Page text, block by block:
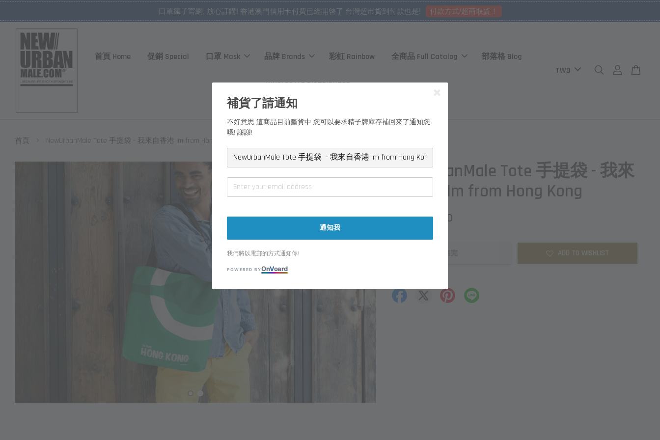
口罩瘋子官網, 放心訂購! 香港澳門信用卡付費已經開啓了 台灣超市貨到付款也是! 付款方式/超商取貨！
首頁 Home 促銷 Special 口罩 Mask 品牌 Brands 彩虹 Rainbow 全商品 Full Catalog 部落格 Blog
WHOLESALE DISTRIBUTOR
首頁 › NewUrbanMale Tote 手提袋 - 我來自香港 Im from Hong Kong
NewUrbanMale Tote 手提袋 - 我來
自香港 Im from Hong Kong
NT$ 480 TWD
ADD TO WISHLIST
補貨了請通知
不好意思 這商品目前斷貨中 您可以要求精子牌庫存補回來了通知您
哦! 謝謝!
通知我
我們將以電郵的方式通知你!
POWERED BYOnVoard